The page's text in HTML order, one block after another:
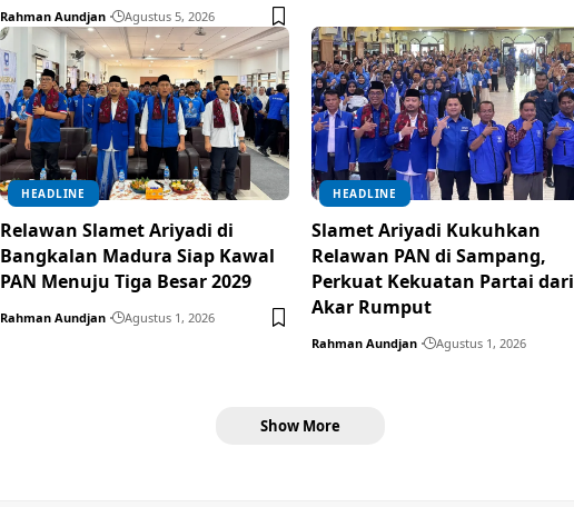
Rahman Aundjan Agustus 5, 2026
HEADLINE
Relawan Slamet Ariyadi di
Bangkalan Madura Siap Kawal
PAN Menuju Tiga Besar 2029
Rahman Aundjan Agustus 1, 2026
HEADLINE
Slamet Ariyadi Kukuhkan
Relawan PAN di Sampang,
Perkuat Kekuatan Partai dari
Akar Rumput
Rahman Aundjan Agustus 1, 2026
Show More